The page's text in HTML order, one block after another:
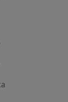
stránka